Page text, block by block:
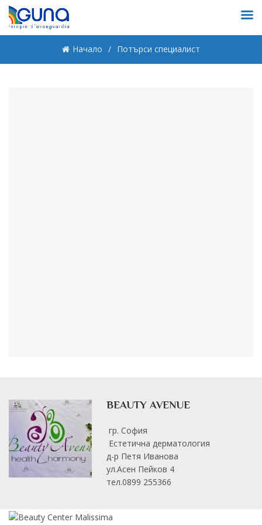
Начало Потърси специалист
BEAUTY AVENUE
гр. София
Естетична дерматология
д-р Петя Иванова
ул.Асен Пейков 4
тел.0899 255366